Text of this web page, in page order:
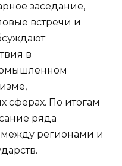
заседание,
встречи и
в
сферах. По итогам
ряда
между регионами и